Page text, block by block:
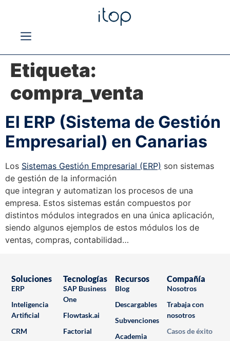
Etiqueta:
compra_venta
El ERP (Sistema de Gestión
Empresarial) en Canarias
Los Sistemas Gestión Empresarial (ERP) son sistemas
de gestión de la información
que integran y automatizan los procesos de una
empresa. Estos sistemas están compuestos por
distintos módulos integrados en una única aplicación,
siendo algunos ejemplos de estos módulos los de
ventas, compras, contabilidad…
Soluciones
ERP
Inteligencia
Artificial
CRM
Tecnologías
SAP Business
One
Flowtask.ai
Factorial
Recursos
Blog
Descargables
Subvenciones
Academia
Compañía
Nosotros
Trabaja con
nosotros
Casos de éxito